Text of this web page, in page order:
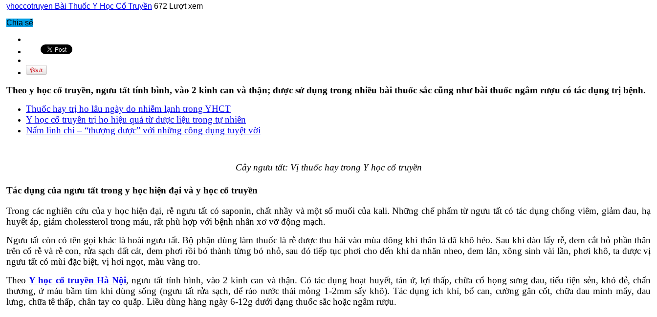
yhoccotruyen Bài Thuốc Y Học Cổ Truyền 672 Lượt xem
Chia sẻ
Theo y học cổ truyền, ngưu tất tính bình, vào 2 kinh can và thận; được sử dụng trong nhiều bài thuốc sắc cũng như bài thuốc ngâm rượu có tác dụng trị bệnh.
Thuốc hay trị ho lâu ngày do nhiễm lạnh trong YHCT
Y học cổ truyền trị ho hiệu quả từ dược liệu trong tự nhiên
Nấm linh chi – “thượng dược” với những công dụng tuyệt vời
Cây ngưu tất: Vị thuốc hay trong Y học cổ truyền
Tác dụng của ngưu tất trong y học hiện đại và y học cổ truyền
Trong các nghiên cứu của y học hiện đại, rễ ngưu tất có saponin, chất nhầy và một số muối của kali. Những chế phẩm từ ngưu tất có tác dụng chống viêm, giảm đau, hạ
huyết áp, giảm cholessterol trong máu, rất phù hợp với bệnh nhân xơ vỡ động mạch.
Ngưu tất còn có tên gọi khác là hoài ngưu tất. Bộ phận dùng làm thuốc là rễ được thu hái vào mùa đông khi thân lá đã khô héo. Sau khi đào lấy rễ, đem cắt bỏ phần thân
trên cổ rễ và rễ con, rửa sạch đất cát, đem phơi rồi bó thành từng bó nhỏ, sau đó tiếp tục phơi cho đến khi da nhăn nheo, đem lăn, xông sinh vài lần, phơi khô, ta được vị
ngưu tất có mùi đặc biệt, vị hơi ngọt, màu vàng tro.
TheoY học cổ truyền Hà Nội, ngưu tất tính bình, vào 2 kinh can và thận. Có tác dụng hoạt huyết, tán ứ, lợi thấp, chữa cổ họng sưng đau, tiểu tiện sẻn, khó đẻ, chấn
thương, ứ máu bầm tím khi dùng sống (ngưu tất rửa sạch, để ráo nước thái mỏng 1-2mm sấy khô). Tác dụng ích khí, bổ can, cường gân cốt, chữa đau mình mẩy, đau
lưng, chữa tê thấp, chân tay co quắp. Liều dùng hàng ngày 6-12g dưới dạng thuốc sắc hoặc ngâm rượu.